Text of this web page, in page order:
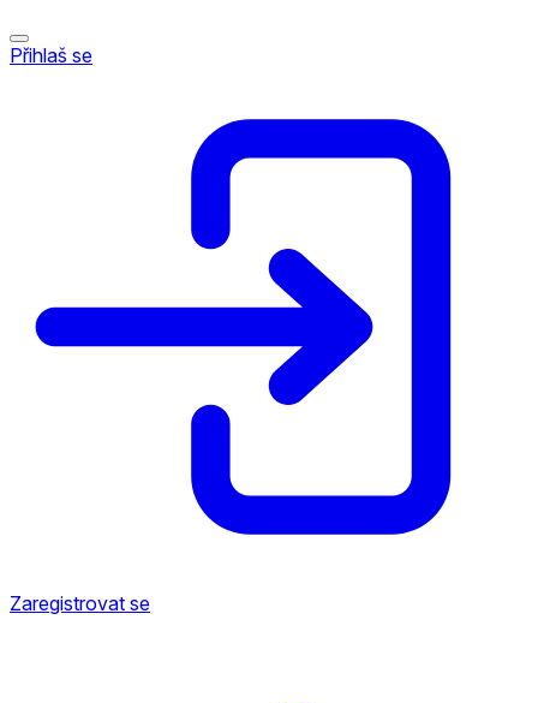
Přihlaš se
Zaregistrovat se